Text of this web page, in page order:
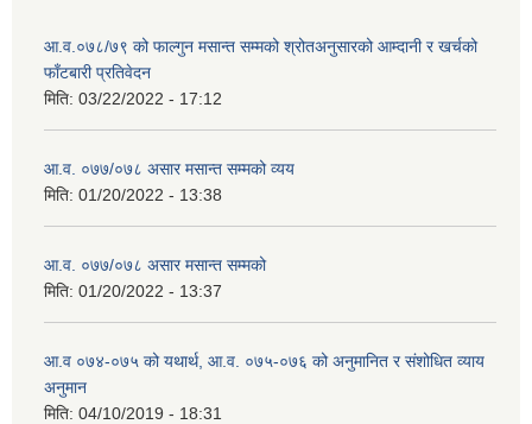
आ.व.०७८/७९ को फाल्गुन मसान्त सम्मको श्रोतअनुसारको आम्दानी र खर्चको
फाँटबारी प्रतिवेदन
मिति: 03/22/2022 - 17:12
आ.व. ०७७/०७८ असार मसान्त सम्मको व्यय
मिति: 01/20/2022 - 13:38
आ.व. ०७७/०७८ असार मसान्त सम्मको
मिति: 01/20/2022 - 13:37
आ.व ०७४-०७५ को यथार्थ, आ.व. ०७५-०७६ को अनुमानित र संशोधित व्याय
अनुमान
मिति: 04/10/2019 - 18:31